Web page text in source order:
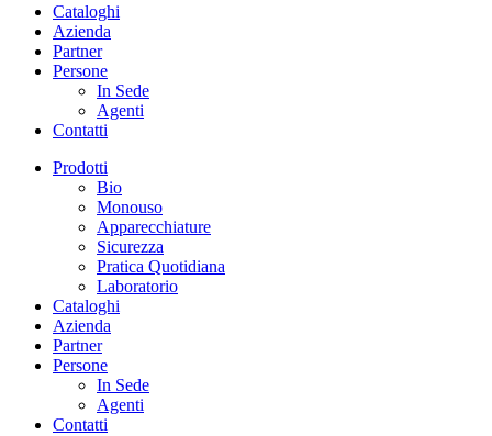
Cataloghi
Azienda
Partner
Persone
In Sede
Agenti
Contatti
Prodotti
Bio
Monouso
Apparecchiature
Sicurezza
Pratica Quotidiana
Laboratorio
Cataloghi
Azienda
Partner
Persone
In Sede
Agenti
Contatti